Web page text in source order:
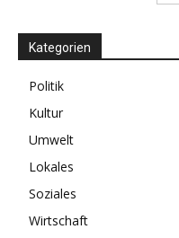
Kategorien
Politik
Kultur
Umwelt
Lokales
Soziales
Wirtschaft